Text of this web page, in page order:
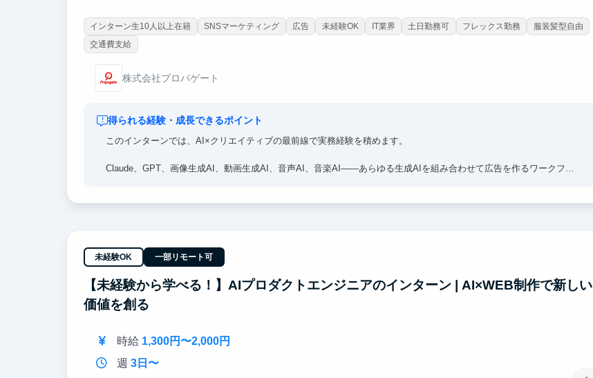
インターン生10人以上在籍 SNSマーケティング 広告 未経験OK IT業界 土日勤務可 フレックス勤務
服装髪型自由
交通費支給
株式会社プロパゲート
得られる経験・成長できるポイント
このインターンでは、AI×クリエイティブの最前線で実務経験を積めます。
Claude、GPT、画像生成AI、動画生成AI、音声AI、音楽AI——あらゆる生成AIを組み合わせて広告を作るワークフロ
代表と直接ディスカッションしながら、事業を伸ばす経験ができる環境です。
未経験OK 一部リモート可
【未経験から学べる！】AIプロダクトエンジニアのインターン | AI×WEB制作で新しい
価値を創る
時給 1,300円〜2,000円
週 3日〜